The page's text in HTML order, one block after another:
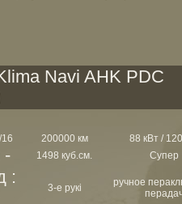
Navi AHK PDC
200000 км 88 кВт /
- 1498 куб.см. Супер
:
3-е рукі
ручное